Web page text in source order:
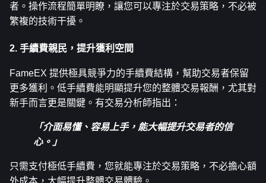
者。操作流程簡單明瞭，讓您可以專注於交易策略，不必被
繁複的技術干擾。
2. 手續費親民，提升獲利空間
FameEX 提供極具競爭力的手續費結構，幫助交易者保留
更多獲利。低手續費能明顯提升您的整體交易報酬，尤其對
新手而言更是關鍵。有交易分析師指出：
「介面易懂、容易上手，能大幅提升交易者的信
心。」
只需支付極低手續費，您就能專注於交易策略，不必擔心額
外成本，大幅提升整體交易體驗。